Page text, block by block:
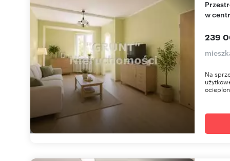
Przestronne 2-pokojowe mieszkanie z balkonem
w
239
Na